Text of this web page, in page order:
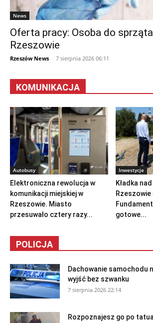
News
Oferta pracy: Osoba do
Rzeszowie
Rzeszów News - 7 sierpnia 2026 06:11
KOMUNIKACJA
Autobusy
Elektroniczna rewolucja w
komunikacji miejskiej w
Rzeszowie. Miasto
przesuwało cztery razy...
Inwestycje
Kładka
gotowe...
POLICJA
Dachowanie samochodu
wyjść bez szwanku
7 sierpnia 2026 22:14
Rozpoznajesz go po